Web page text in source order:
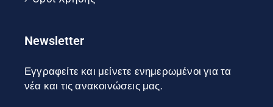
Newsletter
Εγγραφείτε και μείνετε ενημερωμένοι για τα
νέα και τις ανακοινώσεις μας.